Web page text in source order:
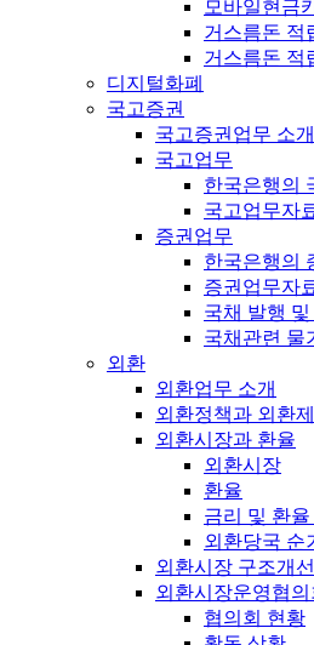
모바일현금
거스름돈 적
거스름돈 적
디지털화폐
국고증권
국고증권업무 소개
국고업무
한국은행의
국고업무자
증권업무
한국은행의
증권업무자
국채 발행
국채관련 물
외환
외환업무 소개
외환정책과 외환
외환시장과 환율
외환시장
환율
금리 및 환
외환당국 순
외환시장 구조개선
외환시장운영협의
협의회 현황